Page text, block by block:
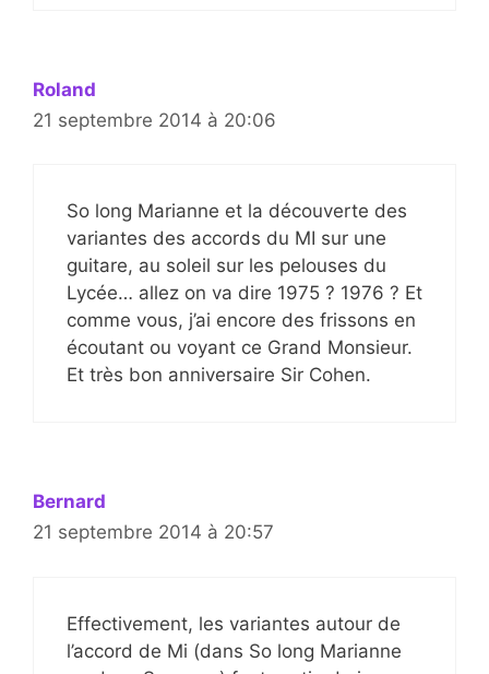
Roland
21 septembre 2014 à 20:06
So long Marianne et la découverte des
variantes des accords du MI sur une
guitare, au soleil sur les pelouses du
Lycée… allez on va dire 1975 ? 1976 ? Et
comme vous, j’ai encore des frissons en
écoutant ou voyant ce Grand Monsieur.
Et très bon anniversaire Sir Cohen.
Bernard
21 septembre 2014 à 20:57
Effectivement, les variantes autour de
l’accord de Mi (dans So long Marianne